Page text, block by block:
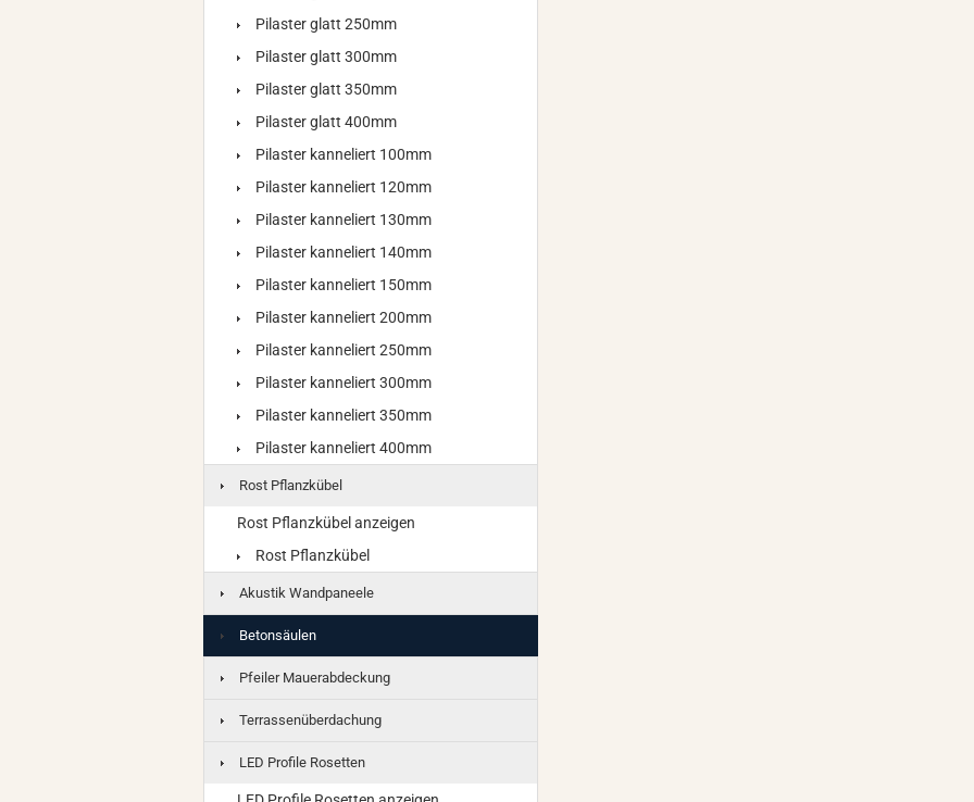
Pilaster glatt 250mm
Pilaster glatt 300mm
Pilaster glatt 350mm
Pilaster glatt 400mm
Pilaster kanneliert 100mm
Pilaster kanneliert 120mm
Pilaster kanneliert 130mm
Pilaster kanneliert 140mm
Pilaster kanneliert 150mm
Pilaster kanneliert 200mm
Pilaster kanneliert 250mm
Pilaster kanneliert 300mm
Pilaster kanneliert 350mm
Pilaster kanneliert 400mm
Rost Pflanzkübel
Rost Pflanzkübel anzeigen
Rost Pflanzkübel
Akustik Wandpaneele
Betonsäulen
Pfeiler Mauerabdeckung
Terrassenüberdachung
LED Profile Rosetten